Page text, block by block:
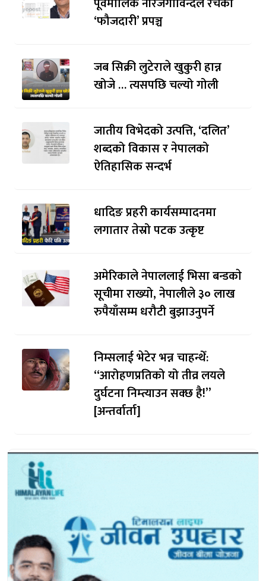
‘फौजदारी’ प्रपञ्च
जब सिक्री लुटेराले खुकुरी हान्न
खोजे … त्यसपछि चल्यो गोली
जातीय विभेदको उत्पत्ति, ‘दलित’
शब्दको विकास र नेपालको
ऐतिहासिक सन्दर्भ
धादिङ प्रहरी कार्यसम्पादनमा
लगातार तेस्रो पटक उत्कृष्ट
अमेरिकाले नेपाललाई भिसा बन्डकाे
सूचीमा राख्यो, नेपालीले ३० लाख
रुपैयाँसम्म धरौटी बुझाउनुपर्ने
निम्सलाई भेटेर भन्न चाहन्थेँ:
“आरोहणप्रतिको यो तीव्र लयले
दुर्घटना निम्त्याउन सक्छ है!”
[अन्तर्वार्ता]